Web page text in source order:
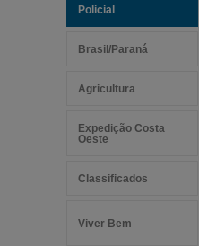
Policial
Brasil/Paraná
Agricultura
Expedição Costa
Oeste
Classificados
Viver Bem